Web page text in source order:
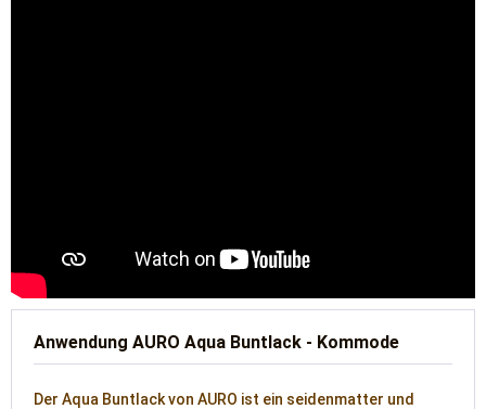
Anwendung AURO Aqua Buntlack - Kommode
Der Aqua Buntlack von AURO ist ein seidenmatter und